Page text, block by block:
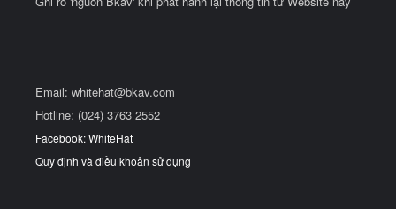
Email: whitehat@bkav.com
Hotline: (024) 3763 2552
Facebook: WhiteHat
Quy định và điều khoản sử dụng